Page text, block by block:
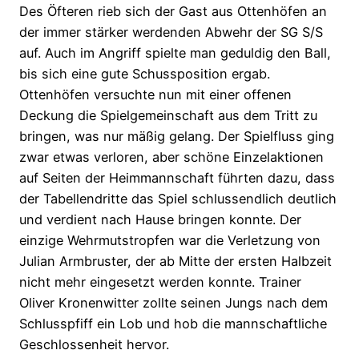
Des Öfteren rieb sich der Gast aus Ottenhöfen an
der immer stärker werdenden Abwehr der SG S/S
auf. Auch im Angriff spielte man geduldig den Ball,
bis sich eine gute Schussposition ergab.
Ottenhöfen versuchte nun mit einer offenen
Deckung die Spielgemeinschaft aus dem Tritt zu
bringen, was nur mäßig gelang. Der Spielfluss ging
zwar etwas verloren, aber schöne Einzelaktionen
auf Seiten der Heimmannschaft führten dazu, dass
der Tabellendritte das Spiel schlussendlich deutlich
und verdient nach Hause bringen konnte. Der
einzige Wehrmutstropfen war die Verletzung von
Julian Armbruster, der ab Mitte der ersten Halbzeit
nicht mehr eingesetzt werden konnte. Trainer
Oliver Kronenwitter zollte seinen Jungs nach dem
Schlusspfiff ein Lob und hob die mannschaftliche
Geschlossenheit hervor.